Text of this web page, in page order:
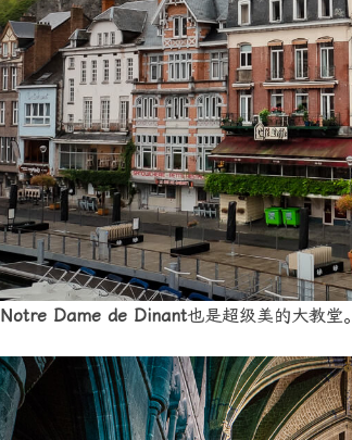
Notre Dame de Dinant也是超级美的大教堂。